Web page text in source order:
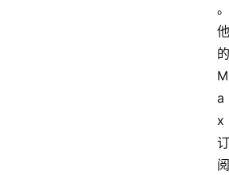
。
他
的
M
a
x
订
阅